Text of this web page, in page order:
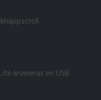
levereras en USB